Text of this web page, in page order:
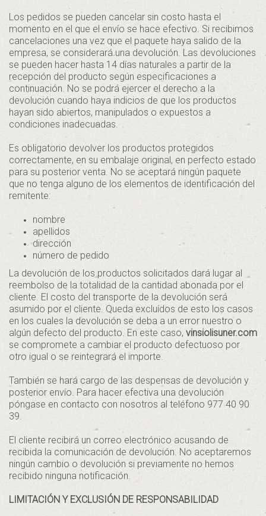
Los pedidos se pueden cancelar sin costo hasta el
momento en el que el envío se hace efectivo. Si recibimos
cancelaciones una vez que el paquete haya salido de la
empresa, se considerará una devolución. Las devoluciones
se pueden hacer hasta 14 días naturales a partir de la
recepción del producto según especificaciones a
continuación. No se podrá ejercer el derecho a la
devolución cuando haya indicios de que los productos
hayan sido abiertos, manipulados o expuestos a
condiciones inadecuadas.
Es obligatorio devolver los productos protegidos
correctamente, en su embalaje original, en perfecto estado
para su posterior venta. No se aceptará ningún paquete
que no tenga alguno de los elementos de identificación del
remitente:
nombre
apellidos
dirección
número de pedido
La devolución de los productos solicitados dará lugar al
reembolso de la totalidad de la cantidad abonada por el
cliente. El costo del transporte de la devolución será
asumido por el cliente. Queda excluídos de esto los casos
en los cuales la devolución se deba a un error nuestro o
algún defecto del producto. En este caso, vinsiolisuner.com
se compromete a cambiar el producto defectuoso por
otro igual o se reintegrará el importe.
También se hará cargo de las despensas de devolución y
posterior envío. Para hacer efectiva una devolución
póngase en contacto con nosotros al teléfono 977 40 90
39.
El cliente recibirá un correo electrónico acusando de
recibida la comunicación de devolución. No aceptaremos
ningún cambio o devolución si previamente no hemos
recibido ninguna notificación.
LIMITACIÓN Y EXCLUSIÓN DE RESPONSABILIDAD